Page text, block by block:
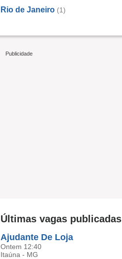
Rio de Janeiro (1)
Últimas vagas publicadas
Ajudante De Loja
Ontem 12:40
Itaúna - MG